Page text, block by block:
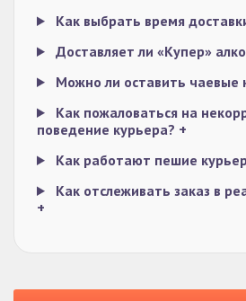
Как выбрать время
Доставляет ли «Купер»
Можно ли оставить чаевые
Как пожаловаться на
поведение курьера? +
Как работают пешие
Как отслеживать заказ в
+